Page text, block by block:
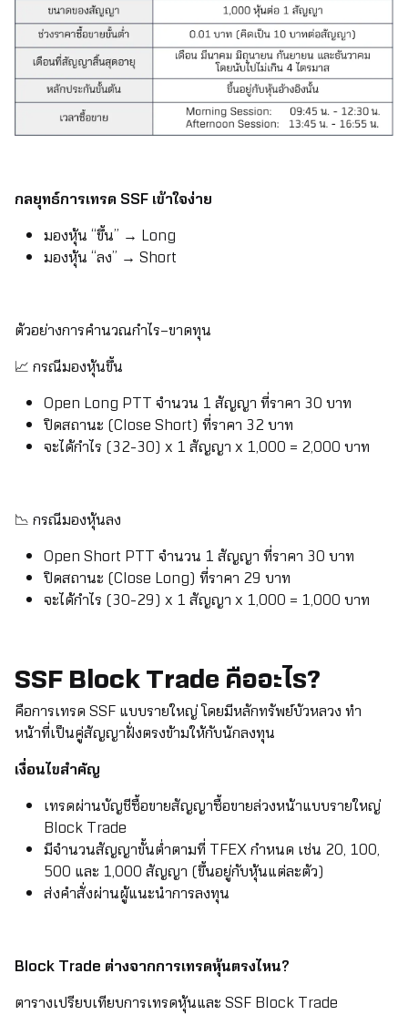
กลยุทธ์การเทรด SSF เข้าใจง่าย
มองหุ้น “ขึ้น” → Long
มองหุ้น “ลง” → Short
ตัวอย่างการคำนวณกำไร–ขาดทุน
📈 กรณีมองหุ้นขึ้น
Open Long PTT จำนวน 1 สัญญา ที่ราคา 30 บาท
ปิดสถานะ (Close Short) ที่ราคา 32 บาท
จะได้กำไร (32-30) x 1 สัญญา x 1,000 = 2,000 บาท
📉 กรณีมองหุ้นลง
Open Short PTT จำนวน 1 สัญญา ที่ราคา 30 บาท
ปิดสถานะ (Close Long) ที่ราคา 29 บาท
จะได้กำไร (30-29) x 1 สัญญา x 1,000 = 1,000 บาท
SSF Block Trade คืออะไร?
คือการเทรด SSF แบบรายใหญ่ โดยมีหลักทรัพย์บัวหลวง ทำ
หน้าที่เป็นคู่สัญญาฝั่งตรงข้ามให้กับนักลงทุน
เงื่อนไขสำคัญ
เทรดผ่านบัญชีซื้อขายสัญญาซื้อขายล่วงหน้าแบบรายใหญ่
Block Trade
มีจำนวนสัญญาขั้นต่ำตามที่ TFEX กำหนด เช่น 20, 100,
500 และ 1,000 สัญญา (ขึ้นอยู่กับหุ้นแต่ละตัว)
ส่งคำสั่งผ่านผู้แนะนำการลงทุน
Block Trade ต่างจากการเทรดหุ้นตรงไหน?
ตารางเปรียบเทียบการเทรดหุ้นและ SSF Block Trade